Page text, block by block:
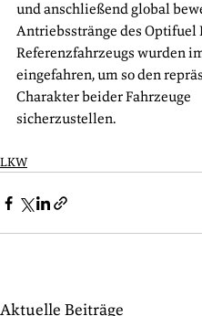
und anschließend global
Antriebsstränge des Optifuel
Referenzfahrzeugs wurden
eingefahren, um so den
Charakter beider Fahrzeuge
sicherzustellen.
LKW
Aktuelle Beiträge